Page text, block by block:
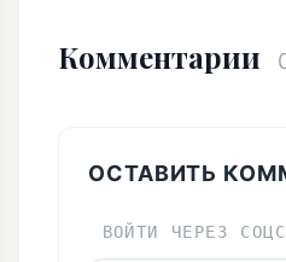
Комментарии
ОСТАВИТЬ
ВОЙТИ ЧЕРЕЗ